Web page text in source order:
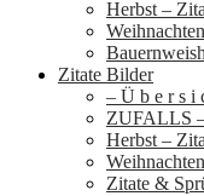
Herbst –
Weihnachten
Zitate Bilder
– Ü b e r s i
ZUFALLS
Herbst –
Weihnachten
Zitate &